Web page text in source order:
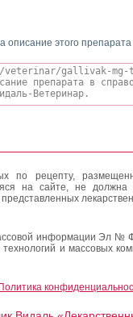
описание этого
по рецепту,
на сайте, не должна
информации Эл
и массовых
Политика